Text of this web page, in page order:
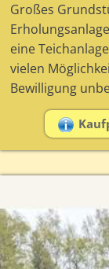
Großes
eine
vielen
Bewilligung